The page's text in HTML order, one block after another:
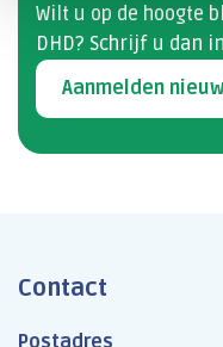
Wilt u op de hoogte
DHD? Schrijf u dan​
Aanmelden
Contact